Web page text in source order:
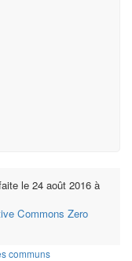
le 24 août 2016 à
Commons Zero
communs